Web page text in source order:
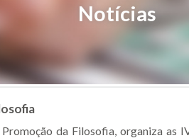
Notícias
da Filosofia, organiza as